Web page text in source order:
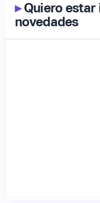
▸Quiero estar
novedades